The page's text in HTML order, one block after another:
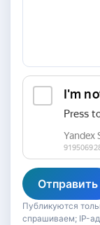
Отправить
Публикуются
спрашиваем; IP-